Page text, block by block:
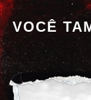
VOCÊ